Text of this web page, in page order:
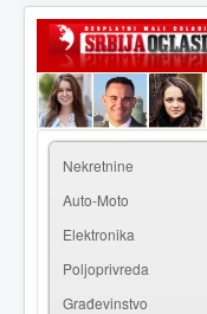
Nekretnine
Auto-Moto
Elektronika
Poljoprivreda
Građevinstvo